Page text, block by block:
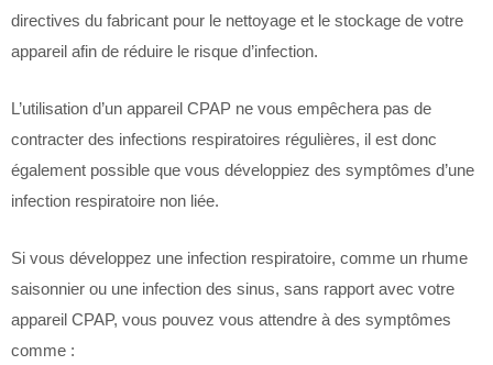
directives du fabricant pour le nettoyage et le stockage de votre
appareil afin de réduire le risque d’infection.
L’utilisation d’un appareil CPAP ne vous empêchera pas de
contracter des infections respiratoires régulières, il est donc
également possible que vous développiez des symptômes d’une
infection respiratoire non liée.
Si vous développez une infection respiratoire, comme un rhume
saisonnier ou une infection des sinus, sans rapport avec votre
appareil CPAP, vous pouvez vous attendre à des symptômes
comme :